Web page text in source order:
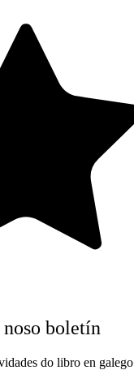
noso boletín
do libro en galego